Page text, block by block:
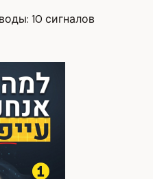
10 сигналов